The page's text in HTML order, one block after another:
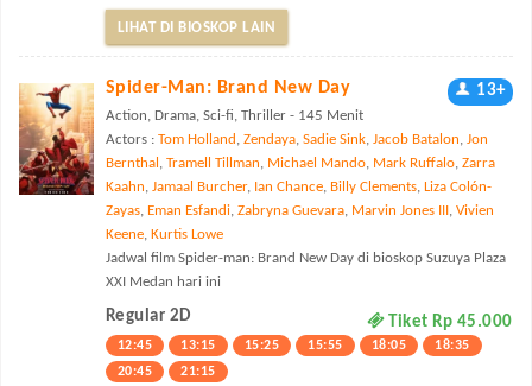
LIHAT DI BIOSKOP LAIN
Spider-Man: Brand New Day 13+
Action, Drama, Sci-fi, Thriller - 145 Menit
Actors : Tom Holland , Zendaya, Sadie Sink, Jacob Batalon, Jon
Bernthal , Tramell Tillman, Michael Mando, Mark Ruffalo, Zarra
Kaahn, Jamaal Burcher, Ian Chance, Billy Clements, Liza Colón-
Zayas, Eman Esfandi, Zabryna Guevara, Marvin Jones III, Vivien
Keene, Kurtis Lowe
Jadwal film Spider-man: Brand New Day di bioskop Suzuya Plaza
XXI Medan hari ini
Regular 2D Tiket Rp 45.000
12:45 13:15 15:25 15:55 18:05
18:35
20:45
21:15